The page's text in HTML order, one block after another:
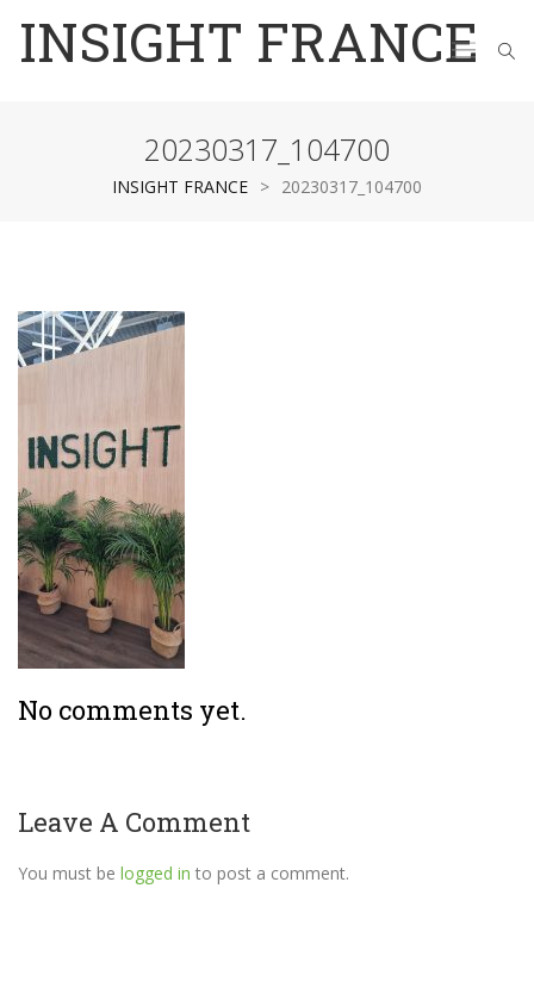
INSIGHT FRANCE
20230317_104700
INSIGHT FRANCE > 20230317_104700
No comments yet.
Leave A Comment
You must be logged in to post a comment.